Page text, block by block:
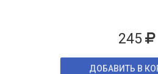
245
ДОБАВИТЬ В